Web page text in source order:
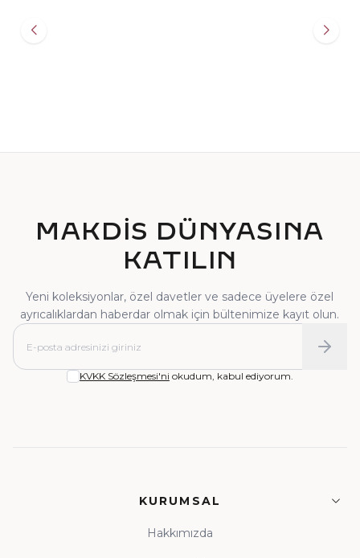
MAKDİS DÜNYASINA
KATILIN
Yeni koleksiyonlar, özel davetler ve sadece üyelere özel
ayrıcalıklardan haberdar olmak için bültenimize kayıt olun.
KVKK Sözleşmesi'ni okudum, kabul ediyorum.
KURUMSAL
Hakkımızda